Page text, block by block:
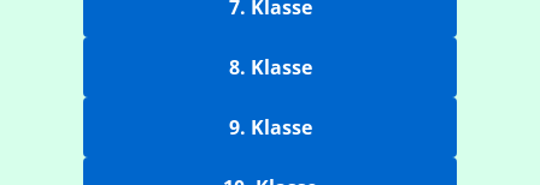
7. Klasse
8. Klasse
9. Klasse